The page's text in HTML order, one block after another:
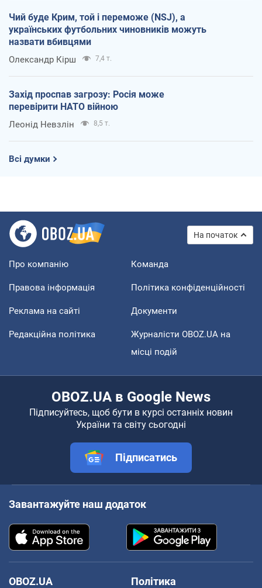
Чий буде Крим, той і переможе (NSJ), а
українських футбольних чиновників можуть
назвати вбивцями
Олександр Кірш 7,4 т.
Захід проспав загрозу: Росія може
перевірити НАТО війною
Леонід Невзлін 8,5 т.
Всі думки
На початок
Про компанію Команда
Правова інформація Політика конфіденційності
Реклама на сайті Документи
Редакційна політика
Журналісти OBOZ.UA на
місці подій
OBOZ.UA в Google News
Підписуйтесь, щоб бути в курсі останніх новин
України та світу сьогодні
Підписатись
Завантажуйте наш додаток
OBOZ.UA
Політика